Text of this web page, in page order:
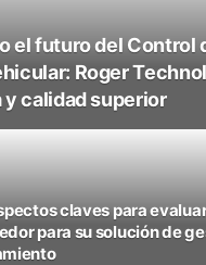
el futuro del Control
Roger
calidad superior
claves para
para su solución de